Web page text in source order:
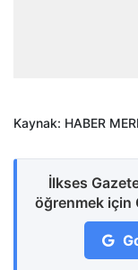
Kaynak: HABER
İlkses
öğrenmek için